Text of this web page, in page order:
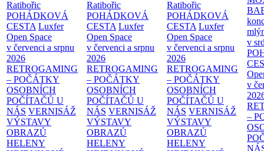
Ratibořic
POHÁDKOVÁ
CESTA Luxfer
Open Space
v červenci a srpnu
2026
RETROGAMING
– POČÁTKY
OSOBNÍCH
POČÍTAČŮ U
NÁS VERNISÁŽ
VÝSTAVY
OBRAZŮ
HELENY
Ratibořic
POHÁDKOVÁ
CESTA Luxfer
Open Space
v červenci a srpnu
2026
RETROGAMING
– POČÁTKY
OSOBNÍCH
POČÍTAČŮ U
NÁS VERNISÁŽ
VÝSTAVY
OBRAZŮ
HELENY
Ratibořic
POHÁDKOVÁ
CESTA Luxfer
Open Space
v červenci a srpnu
2026
RETROGAMING
– POČÁTKY
OSOBNÍCH
POČÍTAČŮ U
NÁS VERNISÁŽ
VÝSTAVY
OBRAZŮ
HELENY
v
v
–